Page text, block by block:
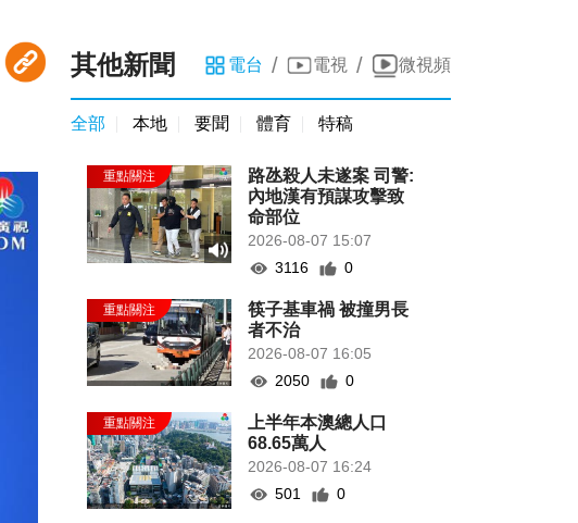
其他新聞 電台 / 電視 / 微視頻
全部 本地 要聞 體育 特稿
路氹殺人未遂案 司警:
內地漢有預謀攻擊致
命部位
2026-08-07 15:07
3116
0
筷子基車禍 被撞男長
者不治
2026-08-07 16:05
2050
0
上半年本澳總人口
68.65萬人
2026-08-07 16:24
501
0